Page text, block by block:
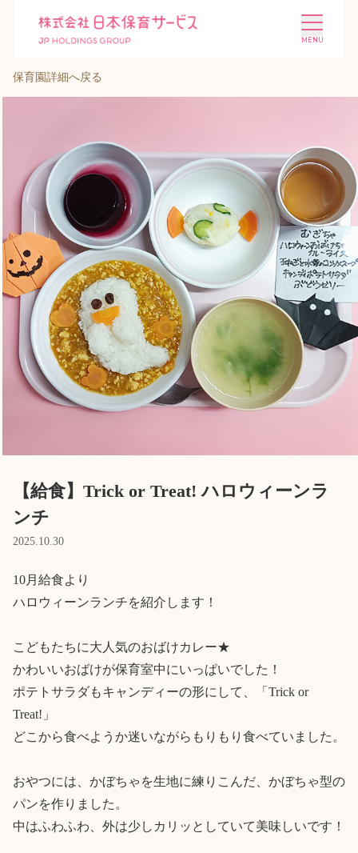
施設を探す 選ばれる理由
会社概要 ニュース
投資家情報 採用情報
Language
保育園詳細へ戻る
【給食】Trick or Treat! ハロウィーンラ
ンチ
2025.10.30
10月給食より
ハロウィーンランチを紹介します！
こどもたちに大人気のおばけカレー★
かわいいおばけが保育室中にいっぱいでした！
ポテトサラダもキャンディーの形にして、「Trick or
Treat!」
どこから食べようか迷いながらもりもり食べていました。
おやつには、かぼちゃを生地に練りこんだ、かぼちゃ型の
パンを作りました。
中はふわふわ、外は少しカリッとしていて美味しいです！